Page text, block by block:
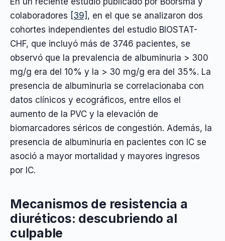
colaboradores [39] , en el que se analizaron dos
cohortes independientes del estudio BIOSTAT-
CHF, que incluyó más de 3746 pacientes, se
observó que la prevalencia de albuminuria > 300
mg/g era del 10% y la > 30 mg/g era del 35%. La
presencia de albuminuria se correlacionaba con
datos clínicos y ecográficos, entre ellos el
aumento de la PVC y la elevación de
biomarcadores séricos de congestión. Además, la
presencia de albuminuria en pacientes con IC se
asoció a mayor mortalidad y mayores ingresos
por IC.
Mecanismos de resistencia a
diuréticos: descubriendo al
culpable